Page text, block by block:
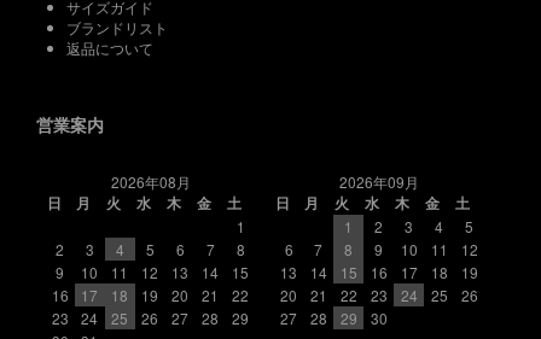
サイズガイド
ブランドリスト
返品について
営業案内
2026年08月
日
月 火 水 木 金
土
1
2
3 4 5 6 7
8
9
10 11 12 13 14
15
16
17 18 19 20 21
22
23
24 25 26 27 28
29
2026年09月
日
月 火 水 木 金
土
1
2 3 4
5
6
7 8 9 10 11
12
13
14 15 16 17 18
19
20
21 22 23 24 25
26
27
28 29 30